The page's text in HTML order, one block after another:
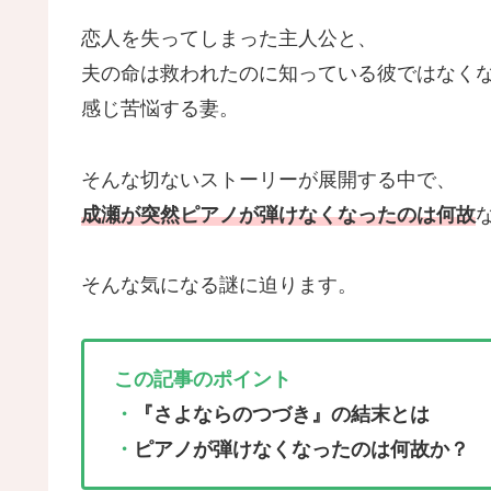
恋人を失ってしまった主人公と、
夫の命は救われたのに知っている彼ではなく
感じ苦悩する妻。
そんな切ないストーリーが展開する中で、
成瀬が突然ピアノが弾けなくなったのは何故
そんな気になる謎に迫ります。
この記事のポイント
・
『さよならのつづき』の結末とは
・ ピアノが弾けなくなったのは何故か？